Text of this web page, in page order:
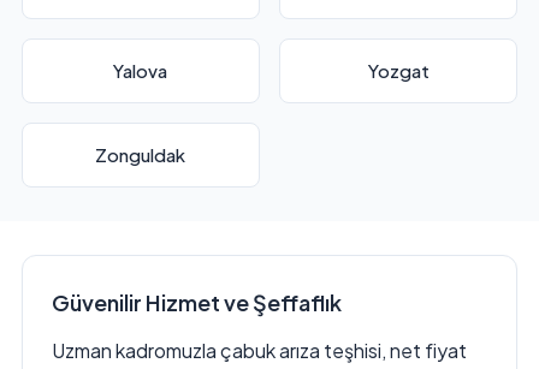
Yalova Yozgat
Zonguldak
Güvenilir Hizmet ve Şeffaflık
Uzman kadromuzla çabuk arıza teşhisi, net fiyat